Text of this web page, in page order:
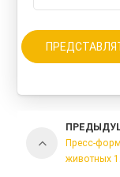
Пресс-
животных